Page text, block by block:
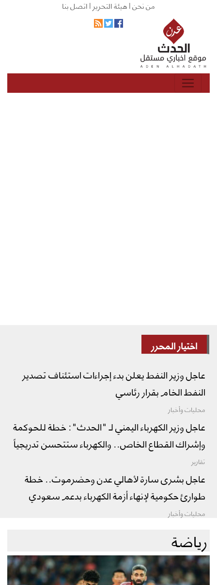
من نحن |هيئة التحرير |اتصل بنا
اختيار المحرر
عاجل وزير النفط يعلن بدء إجراءات استئناف تصدير
النفط الخام بقرار رئاسي
محليات وأخبار
عاجل وزير الكهرباء اليمني لـ "الحدث": خطة للحوكمة
وإشراك القطاع الخاص.. والكهرباء ستتحسن تدريجياً
تقارير
عاجل بشرى سارة لأهالي عدن وحضرموت.. خطة
طوارئ حكومية لإنهاء أزمة الكهرباء بدعم سعودي
محليات وأخبار
رياضة